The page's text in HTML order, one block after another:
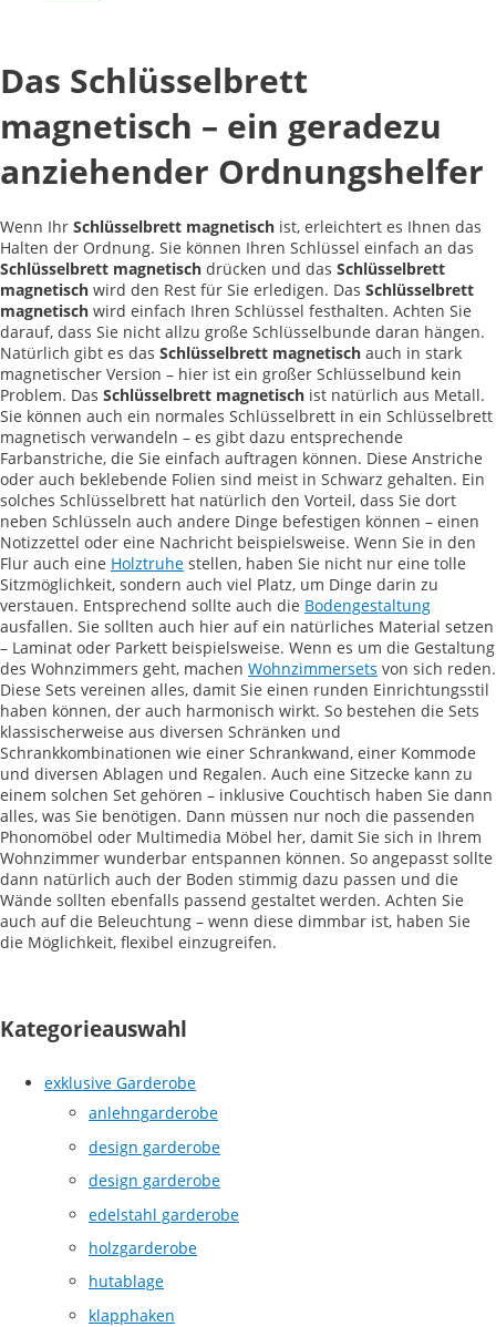
Kategorieauswahl
exklusive Garderobe
anlehngarderobe
design garderobe
design garderobe
edelstahl garderobe
holzgarderobe
hutablage
klapphaken
Das Schlüsselbrett
magnetisch – ein geradezu
anziehender Ordnungshelfer
Wenn Ihr Schlüsselbrett magnetisch ist, erleichtert es Ihnen das
Halten der Ordnung. Sie können Ihren Schlüssel einfach an das
Schlüsselbrett magnetisch drücken und das Schlüsselbrett
magnetisch wird den Rest für Sie erledigen. Das Schlüsselbrett
magnetisch wird einfach Ihren Schlüssel festhalten. Achten Sie
darauf, dass Sie nicht allzu große Schlüsselbunde daran hängen.
Natürlich gibt es das Schlüsselbrett magnetisch auch in stark
magnetischer Version – hier ist ein großer Schlüsselbund kein
Problem. Das Schlüsselbrett magnetisch ist natürlich aus Metall.
Sie können auch ein normales Schlüsselbrett in ein Schlüsselbrett
magnetisch verwandeln – es gibt dazu entsprechende
Farbanstriche, die Sie einfach auftragen können. Diese Anstriche
oder auch beklebende Folien sind meist in Schwarz gehalten. Ein
solches Schlüsselbrett hat natürlich den Vorteil, dass Sie dort
neben Schlüsseln auch andere Dinge befestigen können – einen
Notizzettel oder eine Nachricht beispielsweise. Wenn Sie in den
Flur auch eine Holztruhe stellen, haben Sie nicht nur eine tolle
Sitzmöglichkeit, sondern auch viel Platz, um Dinge darin zu
verstauen. Entsprechend sollte auch die Bodengestaltung
ausfallen. Sie sollten auch hier auf ein natürliches Material setzen
– Laminat oder Parkett beispielsweise. Wenn es um die Gestaltung
des Wohnzimmers geht, machen Wohnzimmersets von sich reden.
Diese Sets vereinen alles, damit Sie einen runden Einrichtungsstil
haben können, der auch harmonisch wirkt. So bestehen die Sets
klassischerweise aus diversen Schränken und
Schrankkombinationen wie einer Schrankwand, einer Kommode
und diversen Ablagen und Regalen. Auch eine Sitzecke kann zu
einem solchen Set gehören – inklusive Couchtisch haben Sie dann
alles, was Sie benötigen. Dann müssen nur noch die passenden
Phonomöbel oder Multimedia Möbel her, damit Sie sich in Ihrem
Wohnzimmer wunderbar entspannen können. So angepasst sollte
dann natürlich auch der Boden stimmig dazu passen und die
Wände sollten ebenfalls passend gestaltet werden. Achten Sie
auch auf die Beleuchtung – wenn diese dimmbar ist, haben Sie
die Möglichkeit, flexibel einzugreifen.